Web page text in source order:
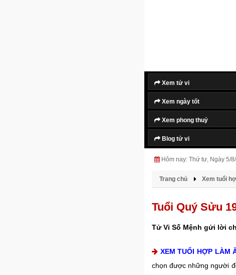
Xem tử vi
Xem ngày tốt
Xem phong thuỷ
Blog tử vi
Hôm nay: Thứ tư, Ngày 5/
Trang chủ Xem tuổi
Tuổi Quý Sửu
Tử Vi Số Mệnh gửi lời
XEM TUỔI HỢP LÀM
chọn được những người